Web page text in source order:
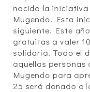
nacido la
Mugendo. Esta
siguiente. Este
gratuitas a valer
solidaria. Todo el
aquellas personas
Mugendo para
25 será donado a